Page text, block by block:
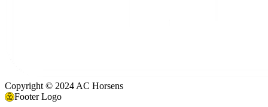
Copyright © 2024 AC Horsens
Footer Logo